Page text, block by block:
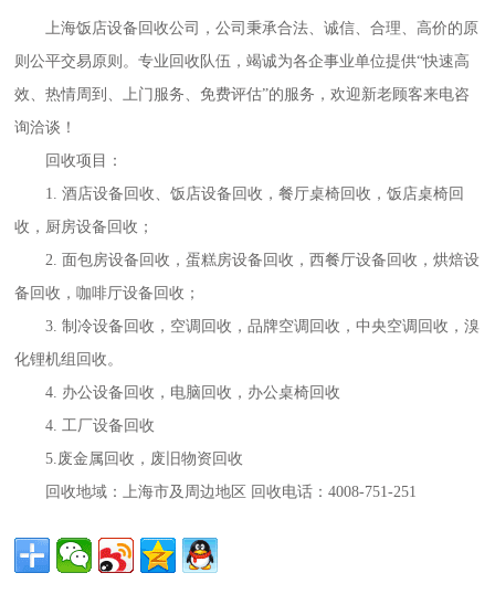
上海饭店设备回收公司，公司秉承合法、诚信、合理、高价的原
则公平交易原则。专业回收队伍，竭诚为各企事业单位提供“快速高
效、热情周到、上门服务、免费评估”的服务，欢迎新老顾客来电咨
询洽谈！
回收项目：
1. 酒店设备回收、饭店设备回收，餐厅桌椅回收，饭店桌椅回
收，厨房设备回收；
2. 面包房设备回收，蛋糕房设备回收，西餐厅设备回收，烘焙设
备回收，咖啡厅设备回收 ；
3. 制冷设备回收，空调回收，品牌空调回收，中央空调回收，溴
化锂机组回收。
4. 办公设备回收，电脑回收，办公桌椅回收
4. 工厂设备回收
5.废金属回收，废旧物资回收
回收地域：上海市及周边地区 回收电话：4008-751-251